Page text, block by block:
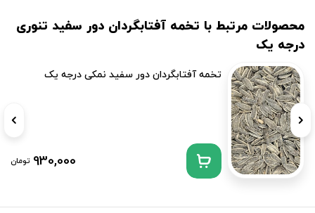
محصولات مرتبط با تخمه آفتابگردان دور سفید تنوری
درجه یک
تخمه آفتابگردان دور سفید نمکی درجه یک
930,000 تومان